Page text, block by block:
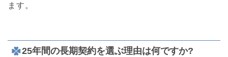
ます。
25年間の長期契約を選ぶ理由は何ですか?